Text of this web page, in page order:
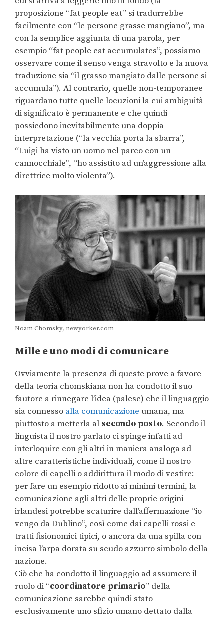
proposizione “fat people eat” si tradurrebbe
facilmente con “le persone grasse mangiano”, ma
con la semplice aggiunta di una parola, per
esempio “fat people eat accumulates”, possiamo
osservare come il senso venga stravolto e la nuova
traduzione sia “il grasso mangiato dalle persone si
accumula”). Al contrario, quelle non-temporanee
riguardano tutte quelle locuzioni la cui ambiguità
di significato è permanente e che quindi
possiedono inevitabilmente una doppia
interpretazione (“la vecchia porta la sbarra”,
“Luigi ha visto un uomo nel parco con un
cannocchiale”, “ho assistito ad un’aggressione alla
direttrice molto violenta”).
Noam Chomsky, newyorker.com
Mille e uno modi di comunicare
Ovviamente la presenza di queste prove a favore
della teoria chomskiana non ha condotto il suo
fautore a rinnegare l’idea (palese) che il linguaggio
sia connesso alla comunicazione umana, ma
piuttosto a metterla al secondo posto. Secondo il
linguista il nostro parlato ci spinge infatti ad
interloquire con gli altri in maniera analoga ad
altre caratteristiche individuali, come il nostro
colore di capelli o addirittura il modo di vestire:
per fare un esempio ridotto ai minimi termini, la
comunicazione agli altri delle proprie origini
irlandesi potrebbe scaturire dall’affermazione “io
vengo da Dublino”, così come dai capelli rossi e
tratti fisionomici tipici, o ancora da una spilla con
incisa l’arpa dorata su scudo azzurro simbolo della
nazione.
Ciò che ha condotto il linguaggio ad assumere il
ruolo di “coordinatore primario” della
comunicazione sarebbe quindi stato
esclusivamente uno sfizio umano dettato dalla